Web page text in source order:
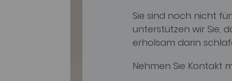
Sie sind noch nicht
unterstützen wir Sie,
erholsam darin
Nehmen Sie Kontakt